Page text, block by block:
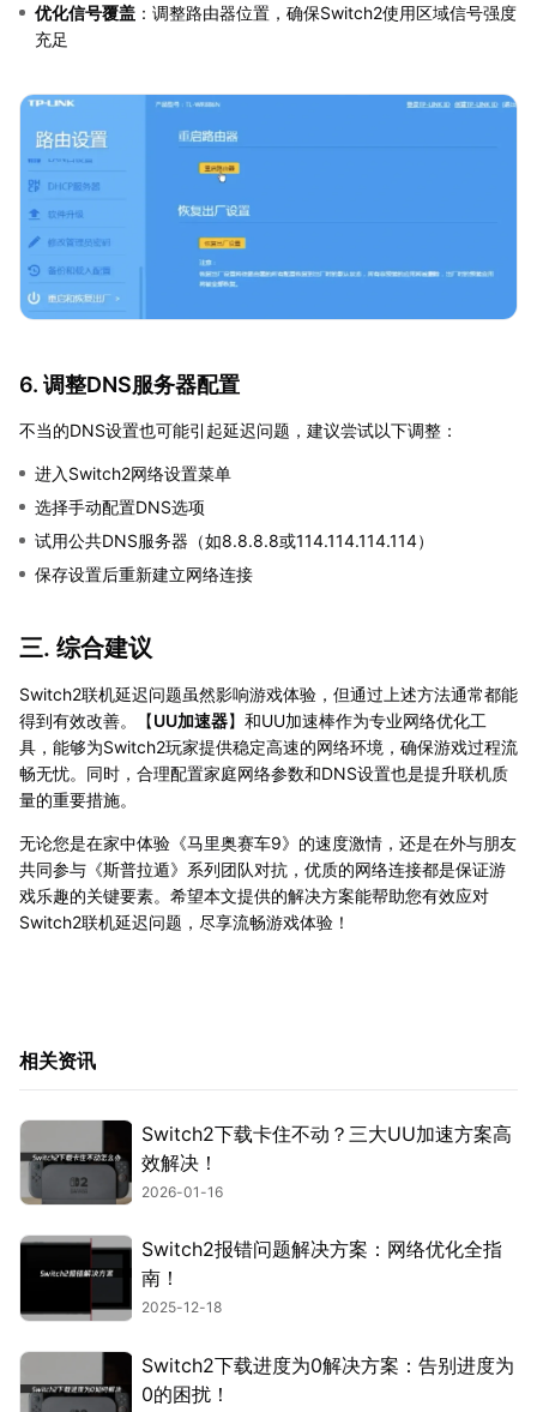
优化信号覆盖 ：调整路由器位置，确保Switch2使用区域信号强度
充足
6. 调整DNS服务器配置
不当的DNS设置也可能引起延迟问题，建议尝试以下调整：
进入Switch2网络设置菜单
选择手动配置DNS选项
试用公共DNS服务器（如8.8.8.8或114.114.114.114）
保存设置后重新建立网络连接
三. 综合建议
Switch2联机延迟问题虽然影响游戏体验，但通过上述方法通常都能
得到有效改善。【UU加速器】和UU加速棒作为专业网络优化工
具，能够为Switch2玩家提供稳定高速的网络环境，确保游戏过程流
畅无忧。同时，合理配置家庭网络参数和DNS设置也是提升联机质
量的重要措施。
无论您是在家中体验《马里奥赛车9》的速度激情，还是在外与朋友
共同参与《斯普拉遁》系列团队对抗，优质的网络连接都是保证游
戏乐趣的关键要素。希望本文提供的解决方案能帮助您有效应对
Switch2联机延迟问题，尽享流畅游戏体验！
相关资讯
Switch2下载卡住不动？三大UU加速方案高
效解决！
2026-01-16
Switch2报错问题解决方案：网络优化全指
南！
2025-12-18
Switch2下载进度为0解决方案：告别进度为
0的困扰！